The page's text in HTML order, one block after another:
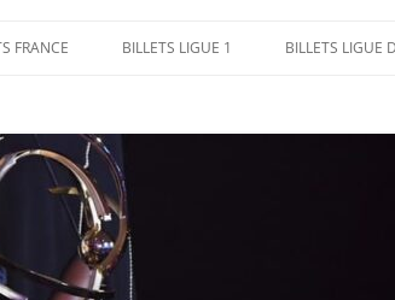
FRANCE BILLETS LIGUE 1 BILLETS LIGUE